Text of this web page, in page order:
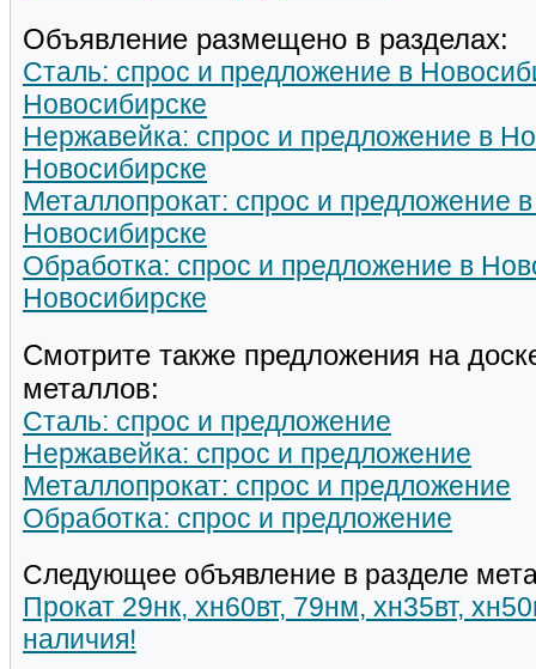
Объявление размещено в разделах:
Сталь: спрос и предложение в
Новосибирске
Нержавейка: спрос и предложение в
Новосибирске
Металлопрокат: спрос и предложение
Новосибирске
Обработка: спрос и предложение в
Новосибирске
Смотрите также предложения на
металлов:
Сталь: спрос и предложение
Нержавейка: спрос и предложение
Металлопрокат: спрос и предложение
Обработка: спрос и предложение
Следующее объявление в разделе
Прокат 29нк, хн60вт, 79нм, хн35вт,
наличия!